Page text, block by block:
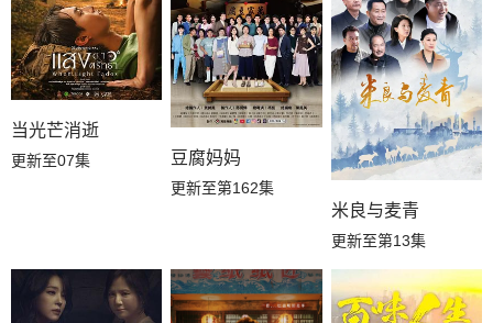
当光芒消逝
更新至07集 豆腐妈妈
更新至第162集
米良与麦青
更新至第13集